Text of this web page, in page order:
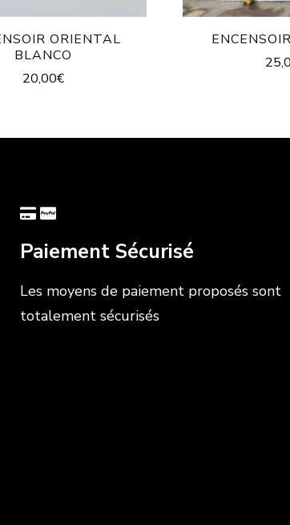
ORIENTAL
BLANCO
20,00€
Paiement Sécurisé
Les moyens de paiement proposés sont
totalement sécurisés